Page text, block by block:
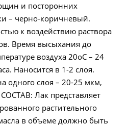
и посторонних
– черно-коричневый.
к воздействию раствора
Время высыхания до
воздуха 20оС – 24
Наносится в 1-2 слоя.
одного слоя – 20-25 мкм,
Лак представляет
растительного
в объеме должно быть